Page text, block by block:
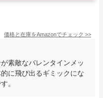
価格と在庫をAmazonでチェック >>
素敵なバレンタインメッ
に飛び出るギミックにな
。